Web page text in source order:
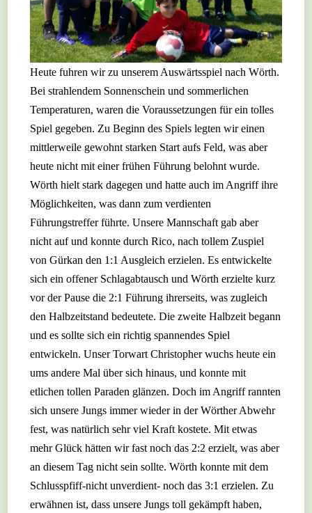
Heute fuhren wir zu unserem Auswärtsspiel nach Wörth.
Bei strahlendem Sonnenschein und sommerlichen
Temperaturen, waren die Voraussetzungen für ein tolles
Spiel gegeben. Zu Beginn des Spiels legten wir einen
mittlerweile gewohnt starken Start aufs Feld, was aber
heute nicht mit einer frühen Führung belohnt wurde.
Wörth hielt stark dagegen und hatte auch im Angriff ihre
Möglichkeiten, was dann zum verdienten
Führungstreffer führte. Unsere Mannschaft gab aber
nicht auf und konnte durch Rico, nach tollem Zuspiel
von Gürkan den 1:1 Ausgleich erzielen. Es entwickelte
sich ein offener Schlagabtausch und Wörth erzielte kurz
vor der Pause die 2:1 Führung ihrerseits, was zugleich
den Halbzeitstand bedeutete. Die zweite Halbzeit begann
und es sollte sich ein richtig spannendes Spiel
entwickeln. Unser Torwart Christopher wuchs heute ein
ums andere Mal über sich hinaus, und konnte mit
etlichen tollen Paraden glänzen. Doch im Angriff rannten
sich unsere Jungs immer wieder in der Wörther Abwehr
fest, was natürlich sehr viel Kraft kostete. Mit etwas
mehr Glück hätten wir fast noch das 2:2 erzielt, was aber
an diesem Tag nicht sein sollte. Wörth konnte mit dem
Schlusspfiff-nicht unverdient- noch das 3:1 erzielen. Zu
erwähnen ist, dass unsere Jungs toll gekämpft haben,